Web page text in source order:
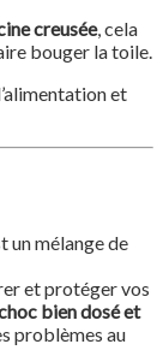
creusée, cela
bouger la toile.
et
un mélange de
et protéger vos
bien dosé et
problèmes au